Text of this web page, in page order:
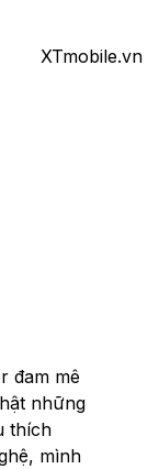
XTmobile.vn
đam mê
những
thích
mình